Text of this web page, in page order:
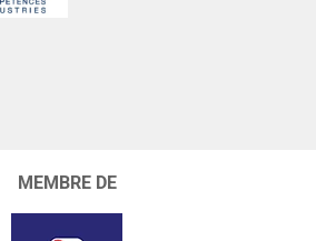
MEMBRE DE